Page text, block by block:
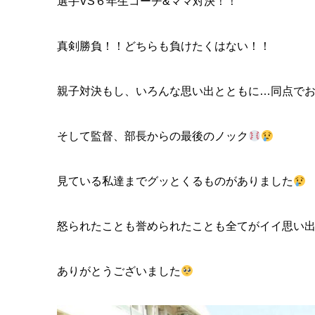
真剣勝負！！どちらも負けたくはない！！
親子対決もし、いろんな思い出とともに…同点で
そして監督、部長からの最後のノック
見ている私達までグッとくるものがありました
怒られたことも誉められたことも全てがイイ思い
ありがとうございました